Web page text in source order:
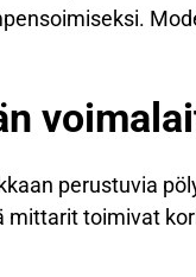
perustuvia
toimivat